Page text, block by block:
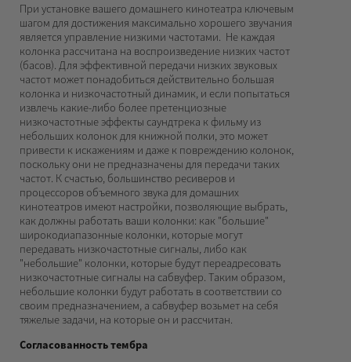
При установке вашего домашнего кинотеатра ключевым
шагом для достижения максимально хорошего звучания
является управление низкими частотами. Не каждая
колонка рассчитана на воспроизведение низких частот
(басов). Для эффективной передачи низких звуковых
частот может понадобиться действительно большая
колонка и низкочастотный динамик, и если попытаться
извлечь какие-либо более претенциозные
низкочастотные эффекты саундтрека к фильму из
небольших колонок для книжной полки, это может
привести к искажениям и даже к повреждению колонок,
поскольку они не предназначены для передачи таких
частот. К счастью, большинство ресиверов и
процессоров объемного звука для домашних
кинотеатров имеют настройки, позволяющие выбрать,
как должны работать ваши колонки: как "большие"
широкодиапазонные колонки, которые могут
передавать низкочастотные сигналы, либо как
"небольшие" колонки, которые будут переадресовать
низкочастотные сигналы на сабвуфер. Таким образом,
небольшие колонки будут работать в соответствии со
своим предназначением, а сабвуфер возьмет на себя
тяжелые задачи, на которые он и рассчитан.
Согласованность тембра